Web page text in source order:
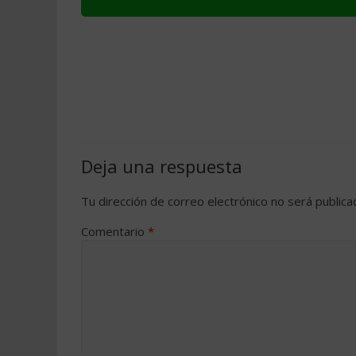
Deja una respuesta
Tu dirección de correo electrónico no será
Comentario *